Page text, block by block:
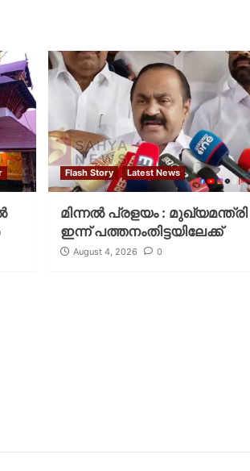
Flash Story Latest News
മിന്നല്‍ പ്രളയം : മുഖ്യമന്ത്രി
ഇന്ന് പത്തനംതിട്ടയിലേക്ക്
August 4, 2026 0